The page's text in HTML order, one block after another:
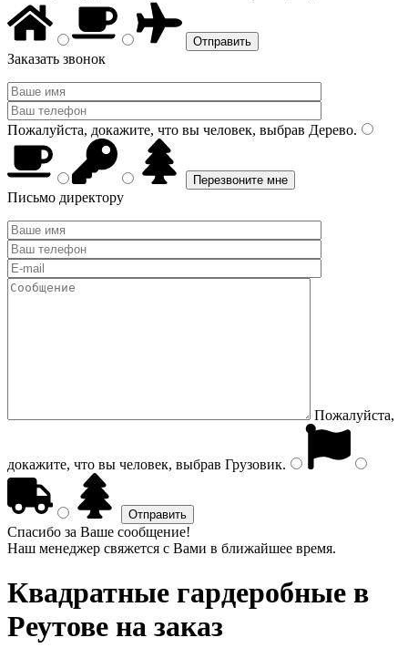
Заказать звонок
Пожалуйста, докажите, что вы человек, выбрав Дерево.
Письмо директору
Пожалуйста,
докажите, что вы человек, выбрав Грузовик.
Спасибо за Ваше сообщение!
Наш менеджер свяжется с Вами в ближайшее время.
Квадратные гардеробные в
Реутове на заказ